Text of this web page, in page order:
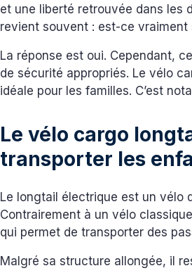
et une liberté retrouvée dans les
revient souvent : est-ce
La réponse est oui. Cependant,
de sécurité appropriés. Le vélo
idéale pour les familles. C’est
Le vélo cargo
transporter les
Le longtail électrique est un vélo
Contrairement à un vélo
qui permet de transporter des
Malgré sa structure allongée, il